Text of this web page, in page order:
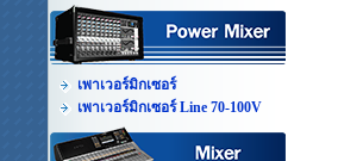
เพาเวอร์มิกเซอร์
เพาเวอร์มิกเซอร์ Line 70-100V